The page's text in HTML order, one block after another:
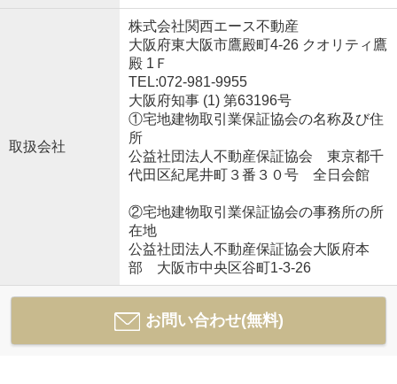
取扱会社
株式会社関西エース不動産
大阪府東大阪市鷹殿町4-26 クオリティ鷹
殿 1Ｆ
TEL:072-981-9955
大阪府知事 (1) 第63196号
①宅地建物取引業保証協会の名称及び住
所
公益社団法人不動産保証協会 東京都千
代田区紀尾井町３番３０号 全日会館
②宅地建物取引業保証協会の事務所の所
在地
公益社団法人不動産保証協会大阪府本
部 大阪市中央区谷町1-3-26
お問い合わせ(無料)